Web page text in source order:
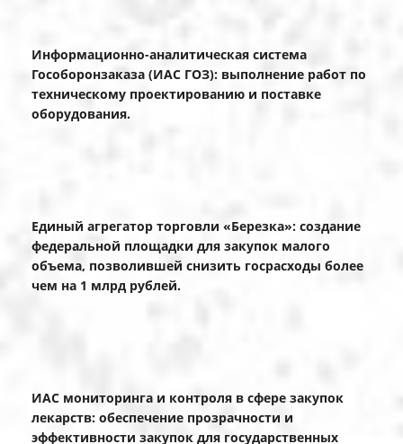
Информационно-аналитическая система
Гособоронзаказа (ИАС ГОЗ): выполнение работ по
техническому проектированию и поставке
оборудования.
Единый агрегатор торговли «Березка»: создание
федеральной площадки для закупок малого
объема, позволившей снизить госрасходы более
чем на 1 млрд рублей.
ИАС мониторинга и контроля в сфере закупок
лекарств: обеспечение прозрачности и
эффективности закупок для государственных